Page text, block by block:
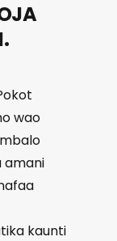
wao
amani
kaunti